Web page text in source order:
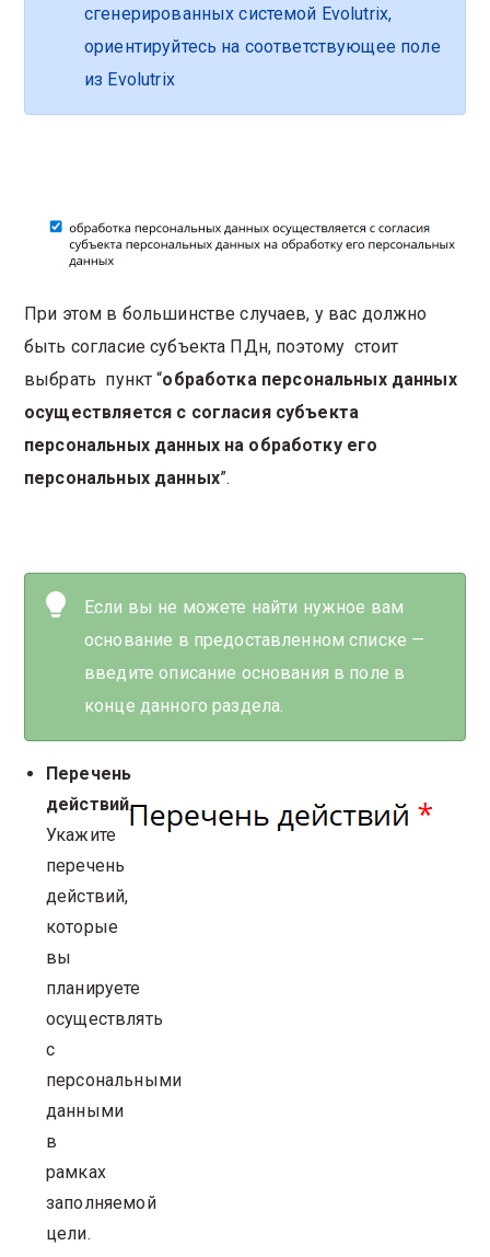
сгенерированных системой Evolutrix,
ориентируйтесь на соответствующее поле
из Evolutrix
При этом в большинстве случаев, у вас должно
быть согласие субъекта ПДн, поэтому стоит
выбрать пункт “обработка персональных данных
осуществляется с согласия субъекта
персональных данных на обработку его
персональных данных”.
Если вы не можете найти нужное вам
основание в предоставленном списке —
введите описание основания в поле в
конце данного раздела.
Перечень
действий.
Укажите
перечень
действий,
которые
вы
планируете
осуществлять
с
персональными
данными
в
рамках
заполняемой
цели.